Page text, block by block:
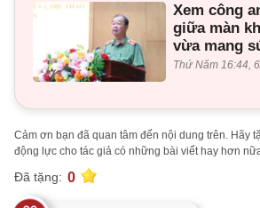
Xem công
giữa màn
vừa mang
Thứ Năm 16:44,
Cảm ơn bạn đã quan tâm đến nội dung trên. Hãy
động lực cho tác giả có những bài viết hay hơn
Đã tặng: 0